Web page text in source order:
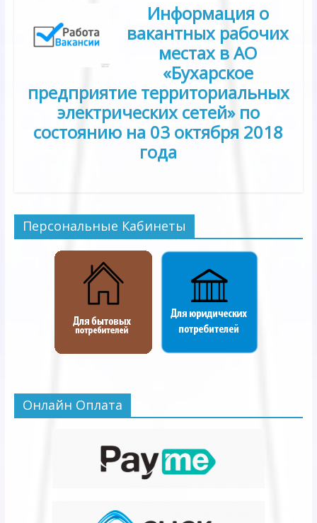
Информация о
вакантных рабочих
местах в АО
«Бухарское
предприятие территориальных
электрических сетей» по
состоянию на 03 октября 2018
года
Персональные Кабинеты
Онлайн Оплата